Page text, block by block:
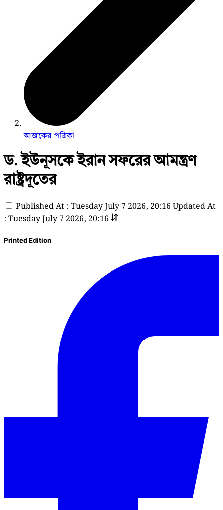
আজকের পত্রিকা
ড. ইউনূসকে ইরান সফরের আমন্ত্রণ
রাষ্ট্রদূতের
Published At : Tuesday July 7 2026, 20:16 Updated At
: Tuesday July 7 2026, 20:16
Printed Edition